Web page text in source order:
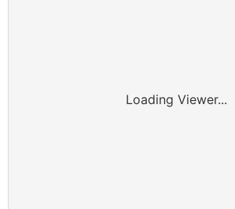
Loading Viewer...